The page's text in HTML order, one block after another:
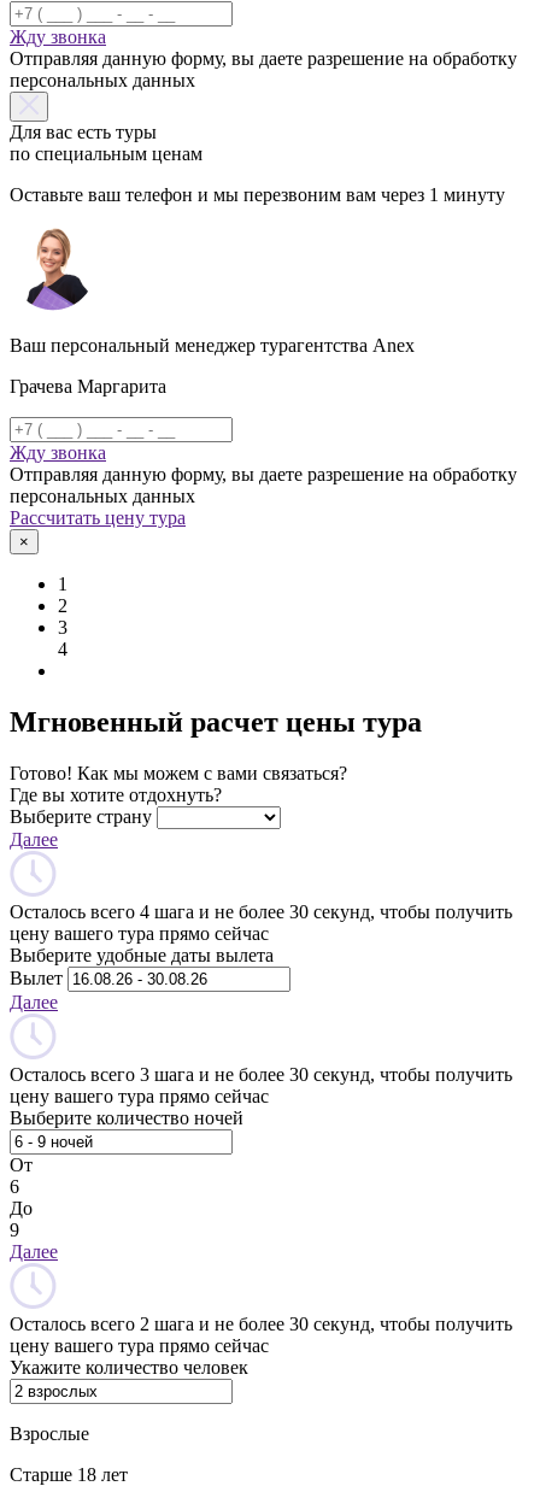
Жду звонка
Отправляя данную форму, вы даете разрешение на обработку
персональных данных
Для вас есть туры
по специальным ценам
Оставьте ваш телефон и мы перезвоним вам через 1 минуту
Ваш персональный менеджер турагентства Anex
Грачева Маргарита
Жду звонка
Отправляя данную форму, вы даете разрешение на обработку
персональных данных
Рассчитать цену тура
×
1
2
3
4
Мгновенный расчет цены тура
Готово! Как мы можем с вами связаться?
Где вы хотите отдохнуть?
Выберите страну
Далее
Осталось всего 4 шага и не более 30 секунд, чтобы получить
цену вашего тура прямо сейчас
Выберите удобные даты вылета
Вылет
Далее
Осталось всего 3 шага и не более 30 секунд, чтобы получить
цену вашего тура прямо сейчас
Выберите количество ночей
От
6
До
9
Далее
Осталось всего 2 шага и не более 30 секунд, чтобы получить
цену вашего тура прямо сейчас
Укажите количество человек
Взрослые
Старше 18 лет